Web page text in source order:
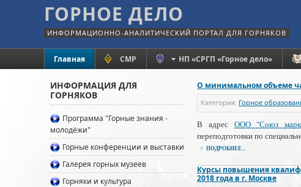
ГОРНОЕ ДЕЛО
ИНФОРМАЦИОННО-АНАЛИТИЧЕСКИЙ ПОРТАЛ ДЛЯ ГОРНЯКОВ
Главная СМР НП «СРГП «Горное дело»
О минимальном объеме
Категория: Горное
В адрес ООО "Союз
переподготовки по
ПОДРОБНЕЕ...
Курсы повышения
2018 года в г. Москве
ИНФОРМАЦИЯ ДЛЯ
ГОРНЯКОВ
Программа "Горные знания -
молодёжи"
Горные конференции и выставки
Галерея горных музеев
Горняки и культура